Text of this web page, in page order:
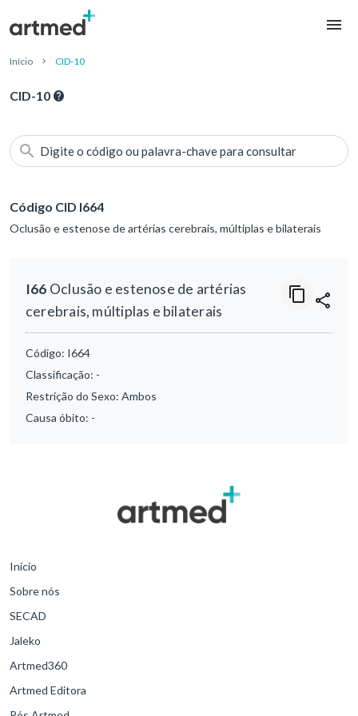
Início CID-10
CID-10
Digite o código ou palavra-chave para consultar
Código CID I664
Oclusão e estenose de artérias cerebrais, múltiplas e bilaterais
I66 Oclusão e estenose de artérias
cerebrais, múltiplas e bilaterais
Código: I664
Classificação: -
Restrição do Sexo: Ambos
Causa óbito: -
Início
Sobre nós
SECAD
Jaleko
Artmed360
Artmed Editora